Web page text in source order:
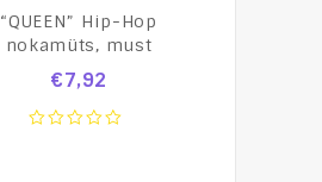
“QUEEN” Hip-Hop
nokamüts, must
€7,92